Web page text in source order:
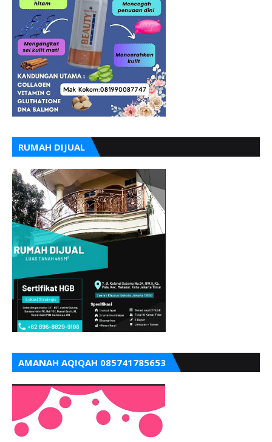
RUMAH DIJUAL
AMANAH AQIQAH 085741785653